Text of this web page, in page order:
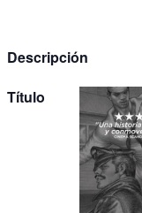
Descripción
Título